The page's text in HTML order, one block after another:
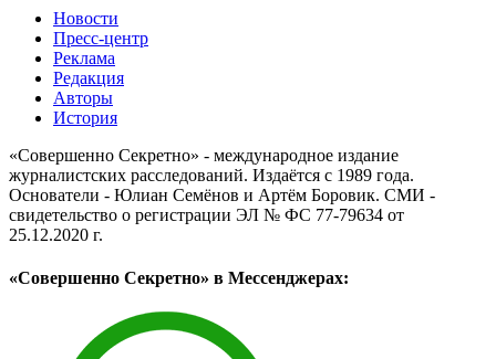
Новости
Пресс-центр
Реклама
Редакция
Авторы
История
«Совершенно Секретно» - международное издание
журналистских расследований. Издаётся с 1989 года.
Основатели - Юлиан Семёнов и Артём Боровик. CМИ -
свидетельство о регистрации ЭЛ № ФС 77-79634 от
25.12.2020 г.
«Совершенно Секретно» в Мессенджерах: